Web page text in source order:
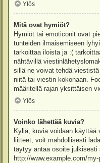
Ylös
Mitä ovat hymiöt?
Hymiöt tai emoticonit ovat
tunteiden ilmaisemiseen
tarkoittaa iloista ja :(
nähtävillä
sillä ne voivat tehdä
niitä tai viestin kokonaan.
määritellä rajan yksittäisen
Ylös
Voinko lähettää kuvia?
Kyllä, kuvia voidaan
liitteet, voit mahdollisesti
täytyy antaa osoite julkisesti
http://www.example.com/